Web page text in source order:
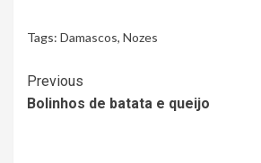
Tags: Damascos, Nozes
Continue
Reading
Previous
Bolinhos de batata e queijo